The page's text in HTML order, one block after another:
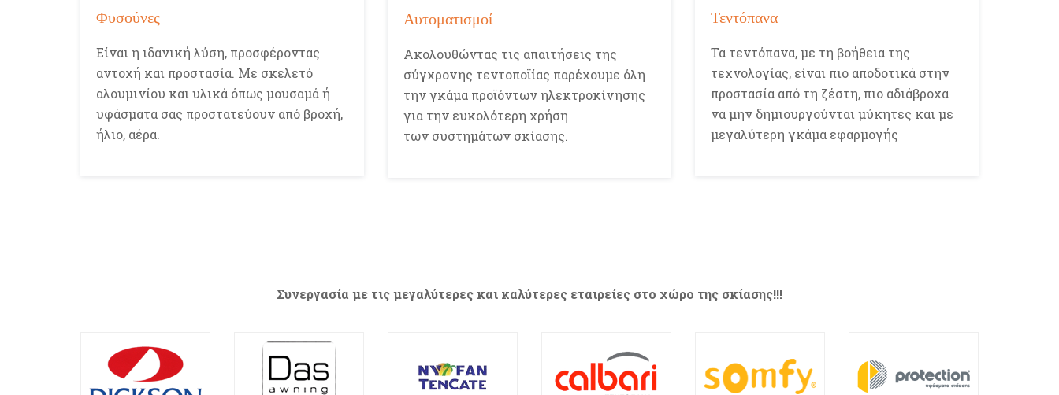
Φυσούνες
Είναι η ιδανική λύση, προσφέροντας
αντοχή και προστασία. Με σκελετό
αλουμινίου και υλικά όπως μουσαμά ή
υφάσματα σας προστατεύουν από βροχή,
ήλιο, αέρα.
Αυτοματισμοί
Ακολουθώντας τις απαιτήσεις της
σύγχρονης τεντοποϊίας παρέχουμε όλη
την γκάμα προϊόντων ηλεκτροκίνησης
για την ευκολότερη χρήση
των συστημάτων σκίασης.
Τεντόπανα
Τα τεντόπανα, με τη βοήθεια της
τεχνολογίας, είναι πιο αποδοτικά στην
προστασία από τη ζέστη, πιο αδιάβροχα
να μην δημιουργούνται μύκητες και με
μεγαλύτερη γκάμα εφαρμογής
Συνεργασία με τις μεγαλύτερες και καλύτερες εταιρείες στο χώρο της σκίασης!!!